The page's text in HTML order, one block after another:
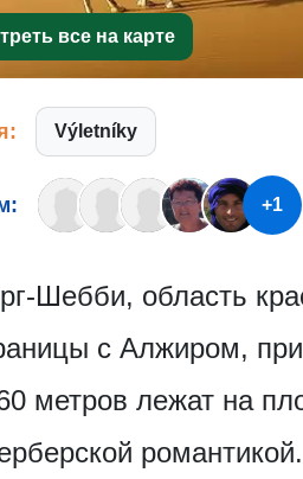
все на карте
Výletníky
+1
Шебби, область
с Алжиром,
метров лежат на